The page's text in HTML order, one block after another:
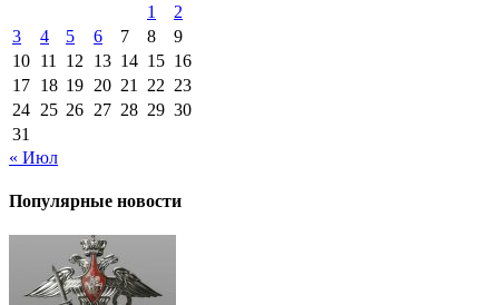
1
2
3
4 5 6 7 8
9
10 11 12 13 14 15 16
17 18 19 20 21 22 23
24 25 26 27 28 29 30
31
« Июл
Популярные новости